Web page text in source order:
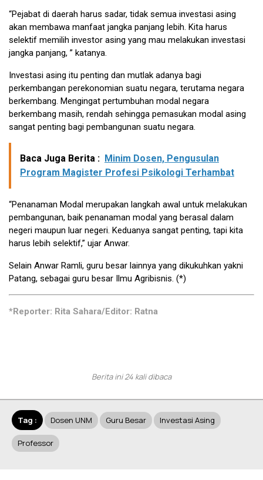
“Pejabat di daerah harus sadar, tidak semua investasi asing
akan membawa manfaat jangka panjang lebih. Kita harus
selektif memilih investor asing yang mau melakukan investasi
jangka panjang, ” katanya.
Investasi asing itu penting dan mutlak adanya bagi
perkembangan perekonomian suatu negara, terutama negara
berkembang. Mengingat pertumbuhan modal negara
berkembang masih, rendah sehingga pemasukan modal asing
sangat penting bagi pembangunan suatu negara.
Baca Juga Berita : Minim Dosen, Pengusulan
Program Magister Profesi Psikologi Terhambat
“Penanaman Modal merupakan langkah awal untuk melakukan
pembangunan, baik penanaman modal yang berasal dalam
negeri maupun luar negeri. Keduanya sangat penting, tapi kita
harus lebih selektif,” ujar Anwar.
Selain Anwar Ramli, guru besar lainnya yang dikukuhkan yakni
Patang, sebagai guru besar Ilmu Agribisnis. (*)
*Reporter: Rita Sahara/Editor: Ratna
Berita ini 24 kali dibaca
Tag : Dosen UNM Guru Besar Investasi Asing
Professor